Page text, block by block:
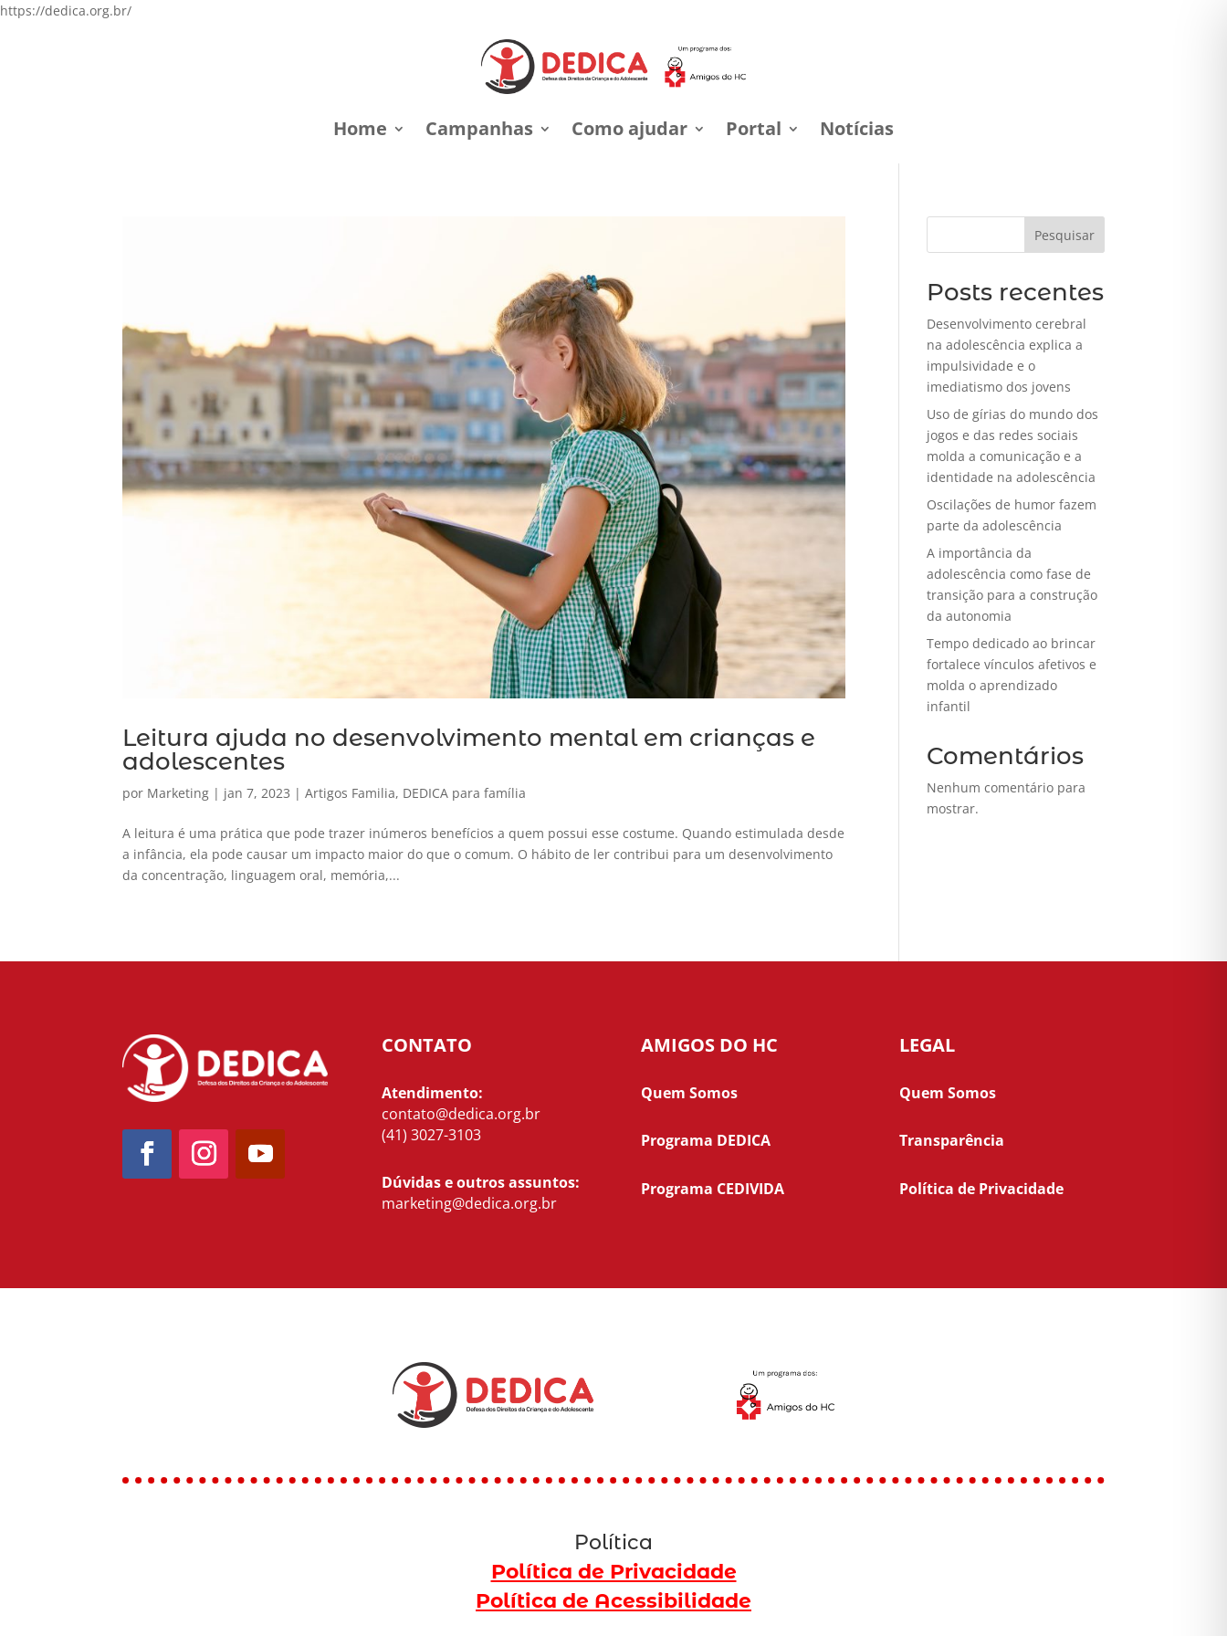
https://dedica.org.br/
Home Campanhas Como ajudar Portal Notícias
Leitura ajuda no desenvolvimento mental em crianças e
adolescentes
por Marketing | jan 7, 2023 |Artigos Familia, DEDICA para família
A leitura é uma prática que pode trazer inúmeros benefícios a quem possui esse costume. Quando estimulada desde
a infância, ela pode causar um impacto maior do que o comum. O hábito de ler contribui para um desenvolvimento
da concentração, linguagem oral, memória,...
Pesquisar
Posts recentes
Desenvolvimento cerebral
na adolescência explica a
impulsividade e o
imediatismo dos jovens
Uso de gírias do mundo dos
jogos e das redes sociais
molda a comunicação e a
identidade na adolescência
Oscilações de humor fazem
parte da adolescência
A importância da
adolescência como fase de
transição para a construção
da autonomia
Tempo dedicado ao brincar
fortalece vínculos afetivos e
molda o aprendizado
infantil
Comentários
Nenhum comentário para
mostrar.
CONTATO
Atendimento:
contato@dedica.org.br
(41) 3027-3103
Dúvidas e outros assuntos:
marketing@dedica.org.br
AMIGOS DO HC
Quem Somos
Programa DEDICA
Programa CEDIVIDA
LEGAL
Quem Somos
Transparência
Política de Privacidade
Política
Política de Privacidade
Política de Acessibilidade